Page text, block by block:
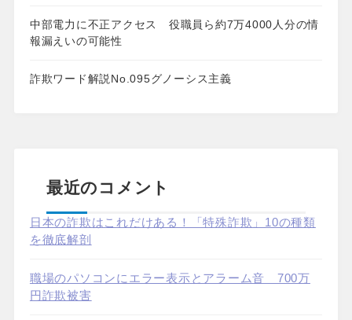
中部電力に不正アクセス 役職員ら約7万4000人分の情
報漏えいの可能性
詐欺ワード解説No.095グノーシス主義
最近のコメント
日本の詐欺はこれだけある！「特殊詐欺」10の種類
を徹底解剖
職場のパソコンにエラー表示とアラーム音 700万
円詐欺被害